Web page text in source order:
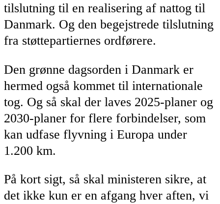
tilslutning til en realisering af nattog til
Danmark. Og den begejstrede tilslutning
fra støttepartiernes ordførere.
Den grønne dagsorden i Danmark er
hermed også kommet til internationale
tog. Og så skal der laves 2025-planer og
2030-planer for flere forbindelser, som
kan udfase flyvning i Europa under
1.200 km.
På kort sigt, så skal ministeren sikre, at
det ikke kun er en afgang hver aften, vi